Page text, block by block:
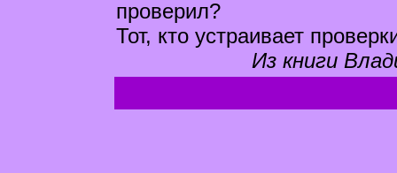
проверил?
Тот, кто устраивает
Из книги